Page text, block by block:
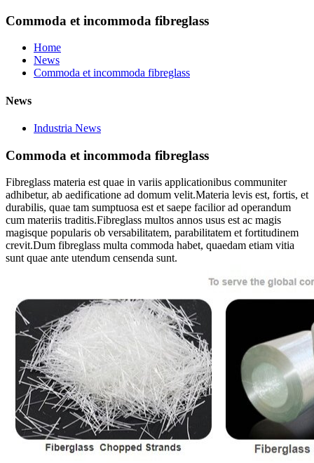
Commoda et incommoda fibreglass
Home
News
Commoda et incommoda fibreglass
News
Industria News
Commoda et incommoda fibreglass
Fibreglass materia est quae in variis applicationibus communiter
adhibetur, ab aedificatione ad domum velit.Materia levis est, fortis, et
durabilis, quae tam sumptuosa est et saepe facilior ad operandum
cum materiis traditis.Fibreglass multos annos usus est ac magis
magisque popularis ob versabilitatem, parabilitatem et fortitudinem
crevit.Dum fibreglass multa commoda habet, quaedam etiam vitia
sunt quae ante utendum censenda sunt.